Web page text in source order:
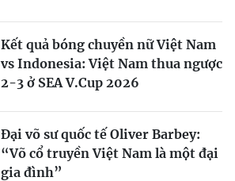
Kết quả bóng chuyền nữ Việt Nam
vs Indonesia: Việt Nam thua ngược
2-3 ở SEA V.Cup 2026
Đại võ sư quốc tế Oliver Barbey:
“Võ cổ truyền Việt Nam là một đại
gia đình”